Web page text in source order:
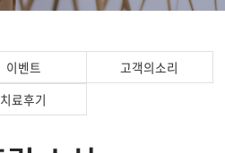
이벤트
고객의소리
치료후기